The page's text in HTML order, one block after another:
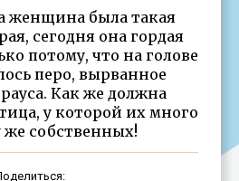
женщина была такая
сегодня она гордая
потому, что на голове
перо, вырванное
Как же должна
у которой их много
же собственных!